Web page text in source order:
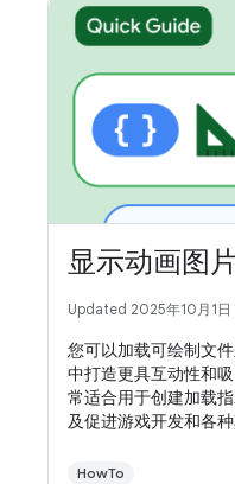
显示动画图
Updated 2025年10月1日
您可以加载可绘制文
中打造更具互动性和
常适合用于创建加载
及促进游戏开发和各种
HowTo